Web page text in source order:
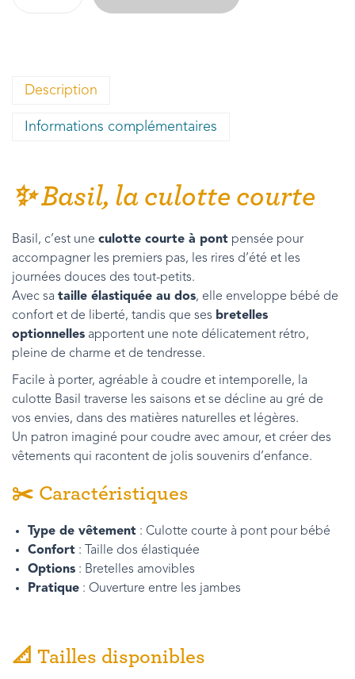
Description
Informations complémentaires
✨ Basil, la culotte courte
Basil, c’est une culotte courte à pont pensée pour
accompagner les premiers pas, les rires d’été et les
journées douces des tout-petits.
Avec sa taille élastiquée au dos, elle enveloppe bébé de
confort et de liberté, tandis que ses bretelles
optionnelles apportent une note délicatement rétro,
pleine de charme et de tendresse.
Facile à porter, agréable à coudre et intemporelle, la
culotte Basil traverse les saisons et se décline au gré de
vos envies, dans des matières naturelles et légères.
Un patron imaginé pour coudre avec amour, et créer des
vêtements qui racontent de jolis souvenirs d’enfance.
✂️ Caractéristiques
Type de vêtement : Culotte courte à pont pour bébé
Confort : Taille dos élastiquée
Options : Bretelles amovibles
Pratique : Ouverture entre les jambes
📐 Tailles disponibles